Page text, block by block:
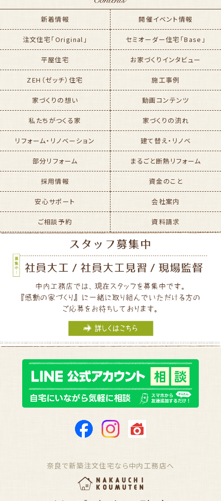
新着情報 開催イベント情報
注文住宅「Original」 セミオーダー住宅「Base」
平屋住宅 お家づくりインタビュー
ZEH（ゼッチ）住宅 施工事例
家づくりの想い 動画コンテンツ
私たちがつくる家 家づくりの流れ
リフォーム・リノベーション 建て替え・リノベ
部分リフォーム まるごと断熱リフォーム
採用情報 資金のこと
安心サポート 会社案内
ご相談予約 資料請求
奈良で新築注文住宅なら中内工務店へ